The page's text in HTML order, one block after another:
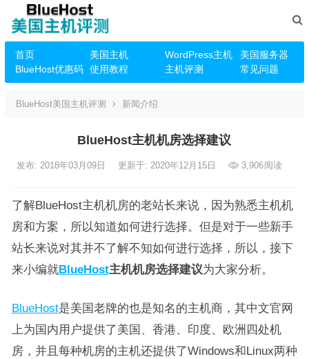
首页 美国主机 WordPress主机
美国服务器
BlueHost优惠码
使用教程 主机评测 常见问题
BlueHost美国主机评测 新闻介绍
BlueHost主机机房选择建议
发布: 2018年03月09日 更新于: 2020年12月15日 3,906阅读
了解BlueHost主机机房的老站长来说，因为熟悉主机机
房和方案，所以知道如何进行选择。但是对于一些新手
站长来说对其并不了解不知如何进行选择，所以，接下
来小编就BlueHost主机机房选择建议为大家分析。
BlueHost是美国老牌的也是知名的主机商，其中文官网
上为国内用户提供了美国、香港、印度、欧洲四处机
房，并且每种机房的主机还提供了Windows和Linux两种